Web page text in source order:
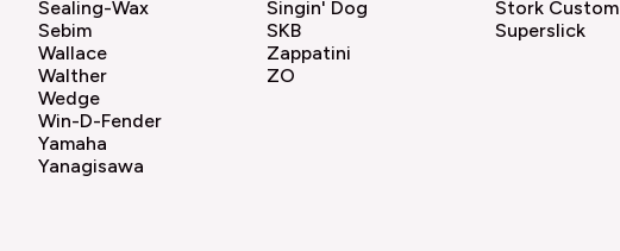
Sealing-Wax
Sebim
Singin' Dog
SKB
Stork Custom
Superslick
Wallace
Walther
Wedge
Win-D-Fender
Yamaha
Yanagisawa
Zappatini
ZO